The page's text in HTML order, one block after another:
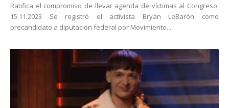
Ratifica el compromiso de llevar agenda de víctimas al Congreso.
15.11.2023 Se registró el activista Bryan LeBarón como
precandidato a diputación federal por Movimiento...